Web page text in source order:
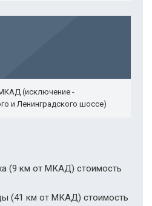
(исключение -
и Ленинградского шоссе)
(9 км от МКАД) стоимость
(41 км от МКАД) стоимость